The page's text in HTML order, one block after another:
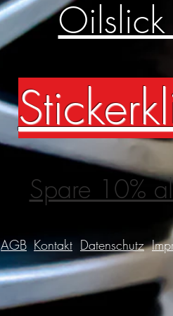
AGB Datenschutz
Kontakt
Oilslick
Spare 10%